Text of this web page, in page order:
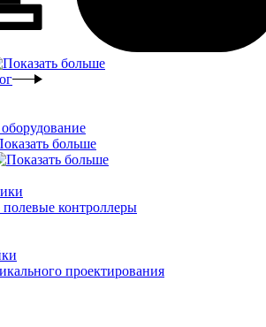
оборудование
полевые контроллеры
проектирования